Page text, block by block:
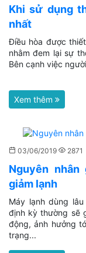
Khi sử dụng
nhất
Điều hòa được
nhằm đem lại sự
Bên cạnh việc
Xem thêm
03/06/2019 2871
Nguyên
giảm lạnh
Máy lạnh dùng
định kỳ thường sẽ
động, ảnh hưởng
trạng...